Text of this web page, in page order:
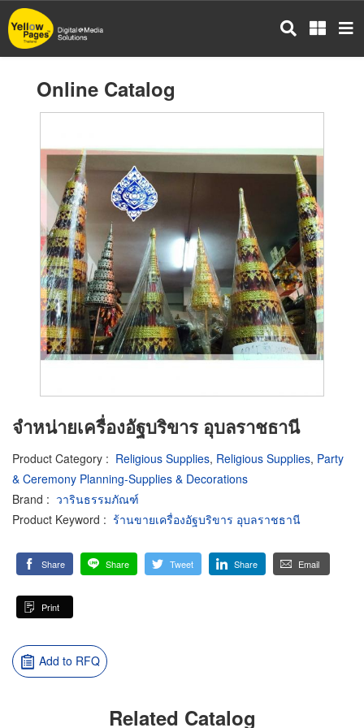
Skip
to
main
Online Catalog
จำหน่ายเครื่องอัฐบริขาร อุบลราชธานี
Product Category : Religious Supplies, Religious Supplies, Party
& Ceremony Planning-Supplies & Decorations
Brand : วารินธรรมภัณฑ์
Product Keyword : ร้านขายเครื่องอัฐบริขาร อุบลราชธานี
Share Share Tweet Share Email
Print
Add to RFQ
Related Catalog